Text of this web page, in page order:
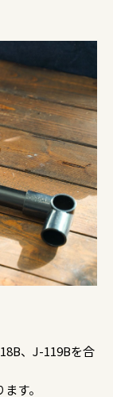
、J-119Bを合
す。